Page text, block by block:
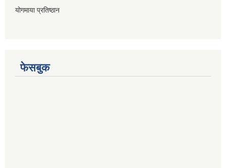
योगमाया प्रतिष्ठान
फेसबुक